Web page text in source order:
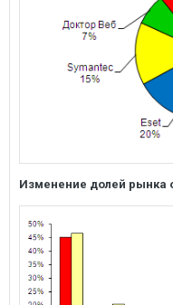
Изменение долей рынка